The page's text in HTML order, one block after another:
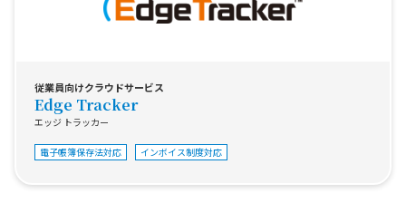
従業員向けクラウドサービス
Edge Tracker
エッジ トラッカー
電子帳簿保存法対応 インボイス制度対応